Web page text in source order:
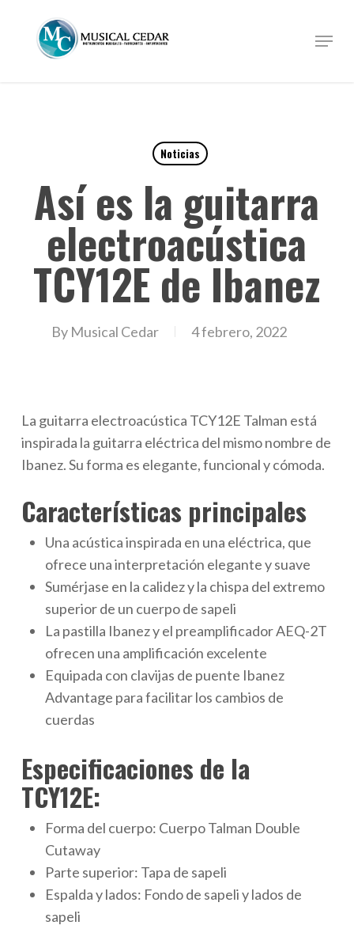
Menu
Noticias
Así es la guitarra
electroacústica
TCY12E de Ibanez
By Musical Cedar 4 febrero, 2022
La guitarra electroacústica TCY12E Talman está
inspirada la guitarra eléctrica del mismo nombre de
Ibanez. Su forma es elegante, funcional y cómoda.
Características principales
Una acústica inspirada en una eléctrica, que
ofrece una interpretación elegante y suave
Sumérjase en la calidez y la chispa del extremo
superior de un cuerpo de sapeli
La pastilla Ibanez y el preamplificador AEQ-2T
ofrecen una amplificación excelente
Equipada con clavijas de puente Ibanez
Advantage para facilitar los cambios de
cuerdas
Especificaciones de la
TCY12E:
Forma del cuerpo: Cuerpo Talman Double
Cutaway
Parte superior: Tapa de sapeli
Espalda y lados: Fondo de sapeliylados de
sapeli
Close